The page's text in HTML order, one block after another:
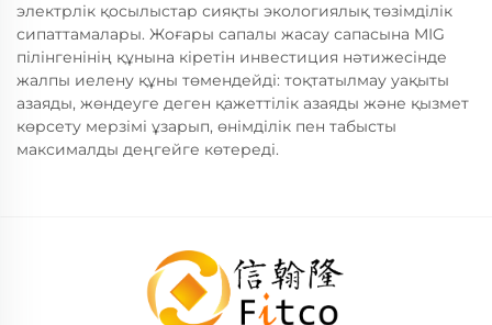
электрлік қосылыстар сияқты экологиялық төзімділік
сипаттамалары. Жоғары сапалы жасау сапасына MIG
пілінгенінің құнына кіретін инвестиция нәтижесінде
жалпы иелену құны төмендейді: тоқтатылмау уақыты
азаяды, жөндеуге деген қажеттілік азаяды және қызмет
көрсету мерзімі ұзарып, өнімділік пен табысты
максималды деңгейге көтереді.